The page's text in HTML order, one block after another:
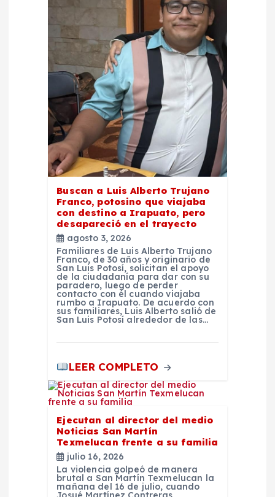
Buscan a Luis Alberto Trujano
Franco, potosino que viajaba
con destino a Irapuato, pero
desapareció en el trayecto
agosto 3, 2026
Familiares de Luis Alberto Trujano
Franco, de 30 años y originario de
San Luis Potosí, solicitan el apoyo
de la ciudadanía para dar con su
paradero, luego de perder
contacto con él cuando viajaba
rumbo a Irapuato. De acuerdo con
sus familiares, Luis Alberto salió de
San Luis Potosí alrededor de las…
LEER COMPLETO
Ejecutan al director del medio
Noticias San Martín
Texmelucan frente a su familia
julio 16, 2026
La violencia golpeó de manera
brutal a San Martín Texmelucan la
mañana del 16 de julio, cuando